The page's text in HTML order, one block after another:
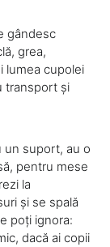
gândesc
grea,
lumea cupolei
transport și
un suport, au o
pentru mese
la
și se spală
poți ignora:
dacă ai copii